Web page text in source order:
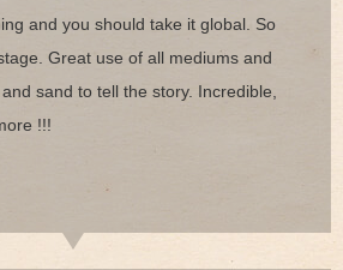
and you should take it global. So
Great use of all mediums and
sand to tell the story. Incredible,
!!!